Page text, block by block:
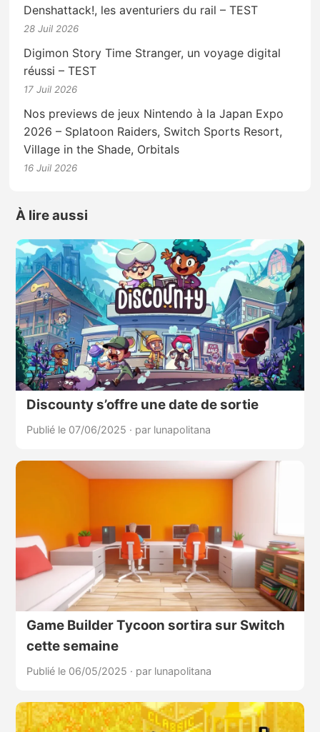
Denshattack!, les aventuriers du rail – TEST
28 Juil 2026
Digimon Story Time Stranger, un voyage digital
réussi – TEST
17 Juil 2026
Nos previews de jeux Nintendo à la Japan Expo
2026 – Splatoon Raiders, Switch Sports Resort,
Village in the Shade, Orbitals
16 Juil 2026
À lire aussi
Discounty s’offre une date de sortie
Publié le 07/06/2025 · par lunapolitana
Game Builder Tycoon sortira sur Switch
cette semaine
Publié le 06/05/2025 · par lunapolitana